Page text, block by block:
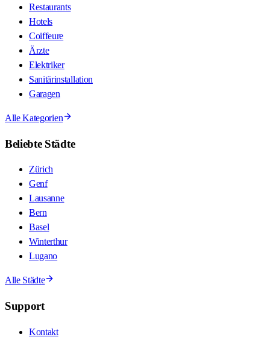
Restaurants
Hotels
Coiffeure
Ärzte
Elektriker
Sanitärinstallation
Garagen
Alle Kategorien
Beliebte Städte
Zürich
Genf
Lausanne
Bern
Basel
Winterthur
Lugano
Alle Städte
Support
Kontakt